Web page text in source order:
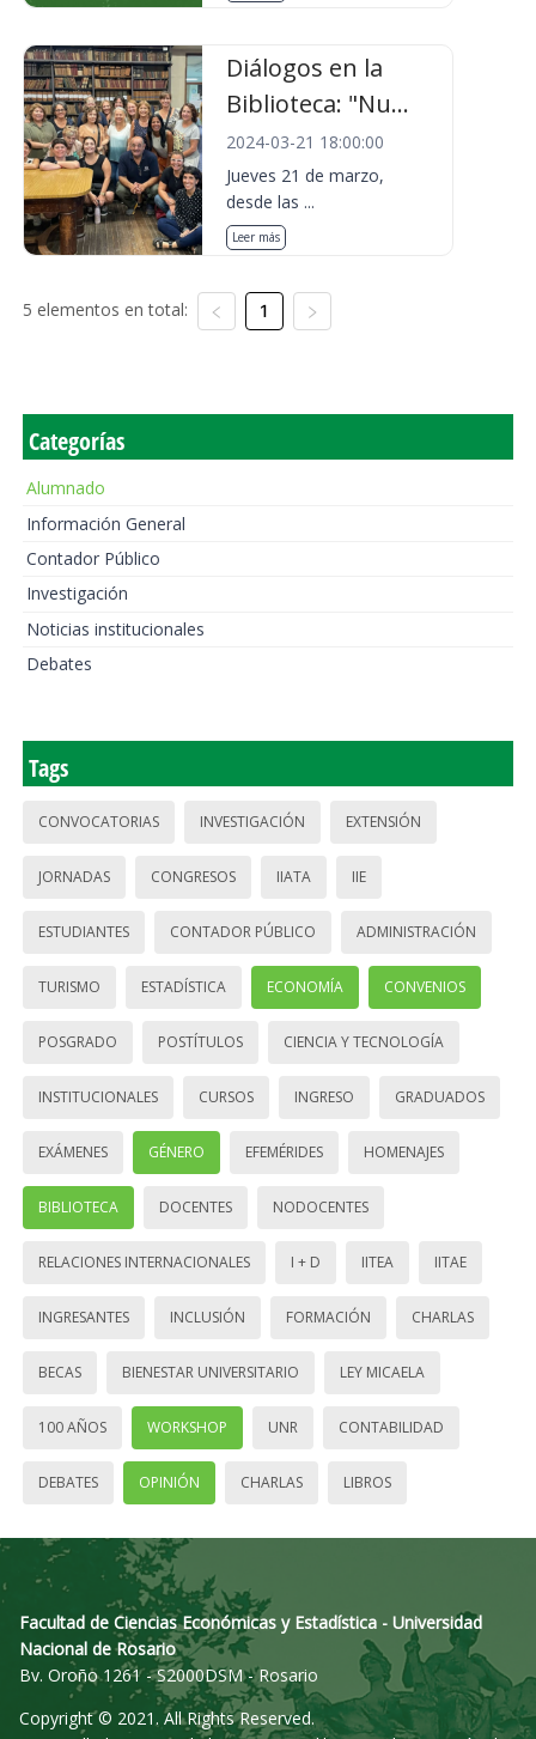
Diálogos en la
Biblioteca: "Nu...
2024-03-21 18:00:00
Jueves 21 de marzo,
desde las ...
Leer más
5 elementos en total: 1
Categorías
Alumnado
Información General
Contador Público
Investigación
Noticias institucionales
Debates
Tags
CONVOCATORIAS INVESTIGACIÓN EXTENSIÓN
JORNADAS CONGRESOS IIATA IIE
ESTUDIANTES CONTADOR PÚBLICO ADMINISTRACIÓN
TURISMO ESTADÍSTICA ECONOMÍA CONVENIOS
POSGRADO POSTÍTULOS CIENCIA Y TECNOLOGÍA
INSTITUCIONALES CURSOS INGRESO GRADUADOS
EXÁMENES GÉNERO EFEMÉRIDES HOMENAJES
BIBLIOTECA DOCENTES NODOCENTES
RELACIONES INTERNACIONALES I + D IITEA IITAE
INGRESANTES INCLUSIÓN FORMACIÓN CHARLAS
BECAS BIENESTAR UNIVERSITARIO LEY MICAELA
100 AÑOS WORKSHOP UNR CONTABILIDAD
DEBATES OPINIÓN CHARLAS LIBROS
Facultad de Ciencias Económicas y Estadística - Universidad
Nacional de Rosario
Bv. Oroño 1261 - S2000DSM - Rosario
Copyright © 2021. All Rights Reserved.